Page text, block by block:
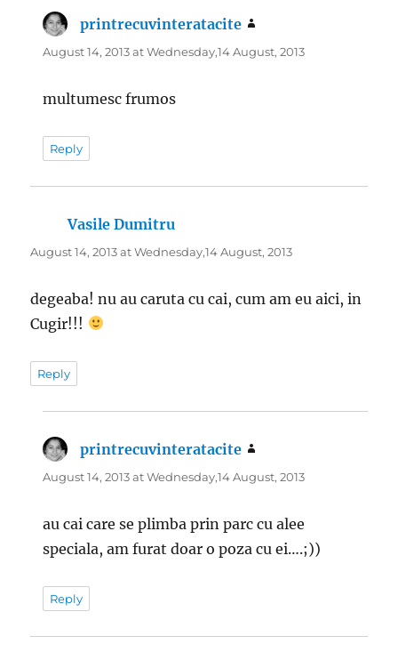
printrecuvinteratacite
August 14, 2013 at Wednesday,14 August, 2013
multumesc frumos
Reply
Vasile Dumitru
August 14, 2013 at Wednesday,14 August, 2013
degeaba! nu au caruta cu cai, cum am eu aici, in
Cugir!!!
Reply
printrecuvinteratacite
August 14, 2013 at Wednesday,14 August, 2013
au cai care se plimba prin parc cu alee
speciala, am furat doar o poza cu ei….;))
Reply